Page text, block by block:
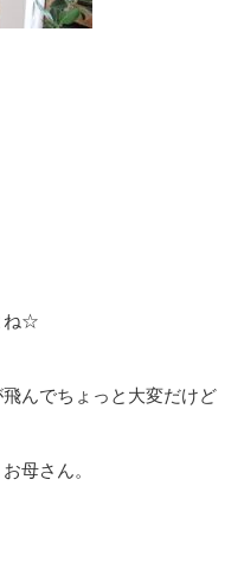
ね☆
んでちょっと大変だけど
母さん。